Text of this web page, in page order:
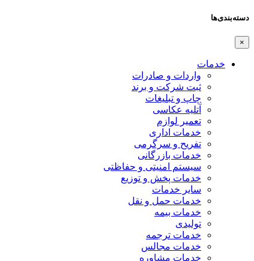
دسته‌بندی‌ها
×
خدمات
واردات و صادرات
ثبت شرکت و برند
چاپ و تبلیغات
آتلیه عکاسی
تعمیر لوازم
خدمات اداری
تفریح و سرگرمی
خدمات بازرگانی
سیستم امنیتی و حفاظتی
خدمات پخش و توزیع
سایر خدمات
خدمات حمل و نقل
خدمات بیمه
تولیدی
خدمات ترجمه
خدمات مجالس
خدمات مشاوره